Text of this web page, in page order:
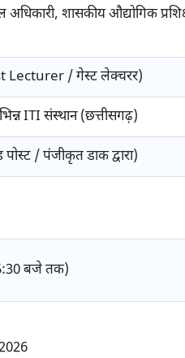
अधिकारी, शासकीय औद्योगिक
Lecturer / गेस्ट लेक्चरर)
ITI संस्थान (छत्तीसगढ़)
/ पंजीकृत डाक द्वारा)
बजे तक)